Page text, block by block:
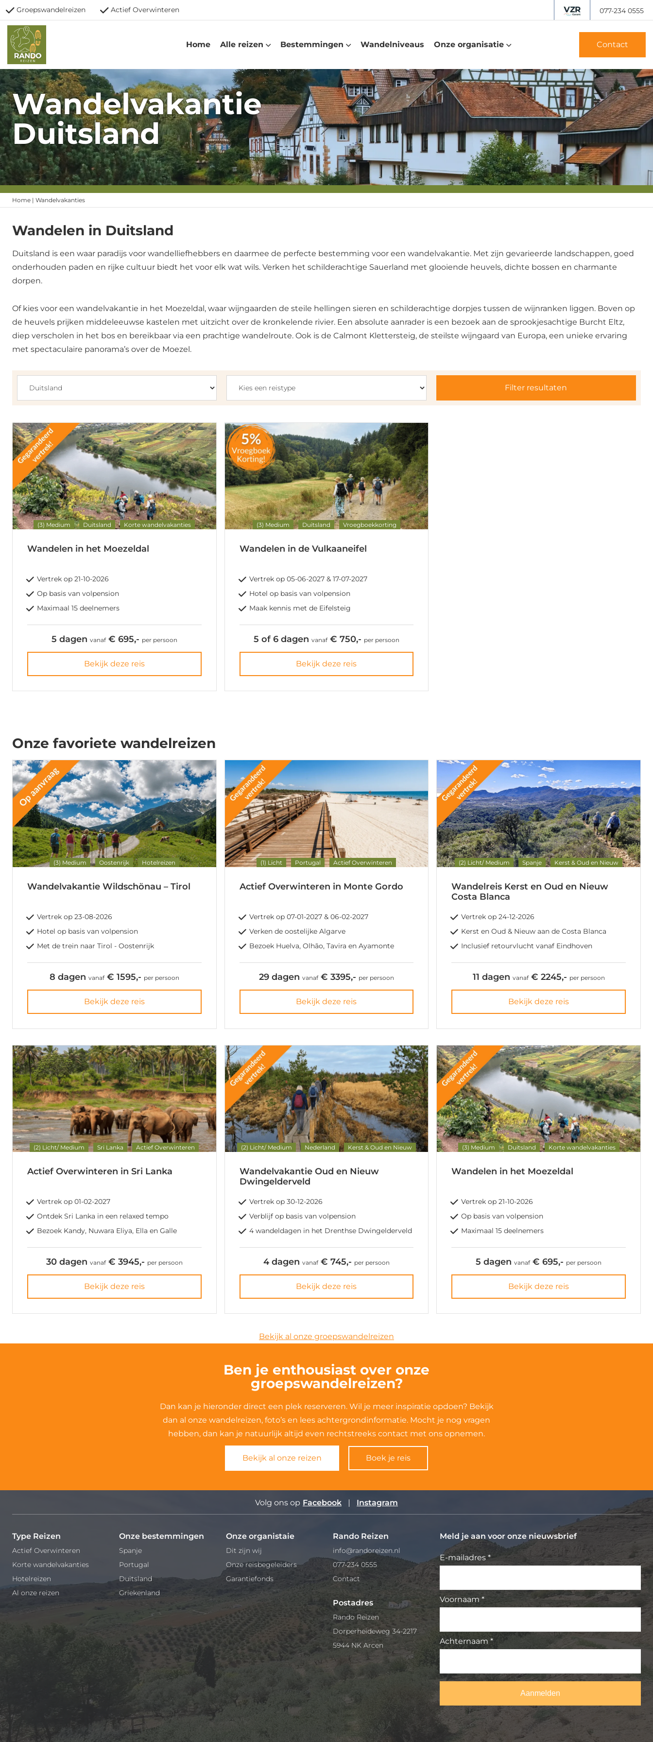
Groepswandelreizen Actief Overwinteren 077-234 0555
Home Alle reizen Bestemmingen Wandelniveaus Onze organisatie Contact
Wandelvakantie
Duitsland
Home | Wandelvakanties
Wandelen in Duitsland
Duitsland is een waar paradijs voor wandelliefhebbers en daarmee de perfecte bestemming voor een wandelvakantie. Met zijn gevarieerde landschappen, goed
onderhouden paden en rijke cultuur biedt het voor elk wat wils. Verken het schilderachtige Sauerland met glooiende heuvels, dichte bossen en charmante
dorpen.
Of kies voor een wandelvakantie in het Moezeldal, waar wijngaarden de steile hellingen sieren en schilderachtige dorpjes tussen de wijnranken liggen. Boven op
de heuvels prijken middeleeuwse kastelen met uitzicht over de kronkelende rivier. Een absolute aanrader is een bezoek aan de sprookjesachtige Burcht Eltz,
diep verscholen in het bos en bereikbaar via een prachtige wandelroute. Ook is de Calmont Klettersteig, de steilste wijngaard van Europa, een unieke ervaring
met spectaculaire panorama’s over de Moezel.
Filter resultaten
(3) Medium Duitsland Korte wandelvakanties
Wandelen in het Moezeldal
Vertrek op 21-10-2026
Op basis van volpension
Maximaal 15 deelnemers
5 dagen vanaf€ 695,- per persoon
Bekijk deze reis
(3) Medium Duitsland Vroegboekkorting
Wandelen in de Vulkaaneifel
Vertrek op 05-06-2027 & 17-07-2027
Hotel op basis van volpension
Maak kennis met de Eifelsteig
5 of 6 dagen vanaf€ 750,- per persoon
Bekijk deze reis
Onze favoriete wandelreizen
(3) Medium Oostenrijk Hotelreizen
Wandelvakantie Wildschönau – Tirol
Vertrek op 23-08-2026
Hotel op basis van volpension
Met de trein naar Tirol - Oostenrijk
8 dagen vanaf€ 1595,- per persoon
Bekijk deze reis
(1) Licht Portugal Actief Overwinteren
Actief Overwinteren in Monte Gordo
Vertrek op 07-01-2027 & 06-02-2027
Verken de oostelijke Algarve
Bezoek Huelva, Olhão, Tavira en Ayamonte
29 dagen vanaf€ 3395,- per persoon
Bekijk deze reis
(2) Licht/ Medium Spanje Kerst & Oud en Nieuw
Wandelreis Kerst en Oud en Nieuw
Costa Blanca
Vertrek op 24-12-2026
Kerst en Oud & Nieuw aan de Costa Blanca
Inclusief retourvlucht vanaf Eindhoven
11 dagen vanaf€ 2245,- per persoon
Bekijk deze reis
(2) Licht/ Medium Sri Lanka Actief Overwinteren
Actief Overwinteren in Sri Lanka
Vertrek op 01-02-2027
Ontdek Sri Lanka in een relaxed tempo
Bezoek Kandy, Nuwara Eliya, Ella en Galle
30 dagen vanaf€ 3945,- per persoon
Bekijk deze reis
(2) Licht/ Medium Nederland Kerst & Oud en Nieuw
Wandelvakantie Oud en Nieuw
Dwingelderveld
Vertrek op 30-12-2026
Verblijf op basis van volpension
4 wandeldagen in het Drenthse Dwingelderveld
4 dagen vanaf€ 745,- per persoon
Bekijk deze reis
(3) Medium Duitsland Korte wandelvakanties
Wandelen in het Moezeldal
Vertrek op 21-10-2026
Op basis van volpension
Maximaal 15 deelnemers
5 dagenvanaf€ 695,- per persoon
Bekijk deze reis
Bekijk al onze groepswandelreizen
Ben je enthousiast over onze
groepswandelreizen?
Dan kan je hieronder direct een plek reserveren. Wil je meer inspiratie opdoen? Bekijk
dan al onze wandelreizen, foto’s en lees achtergrondinformatie. Mocht je nog vragen
hebben, dan kan je natuurlijk altijd even rechtstreeks contact met ons opnemen.
Bekijk al onze reizen Boek je reis
Volg ons op Facebook Instagram
Type Reizen
Actief Overwinteren
Korte wandelvakanties
Hotelreizen
Al onze reizen
Onze bestemmingen
Spanje
Portugal
Duitsland
Griekenland
Onze organistaie
Dit zijn wij
Onze reisbegeleiders
Garantiefonds
Rando Reizen
info@randoreizen.nl
077-234 0555
Contact
Postadres
Rando Reizen
Dorperheideweg 34-2217
5944 NK Arcen
Meld je aan voor onze nieuwsbrief
E-mailadres *
Voornaam *
Achternaam *